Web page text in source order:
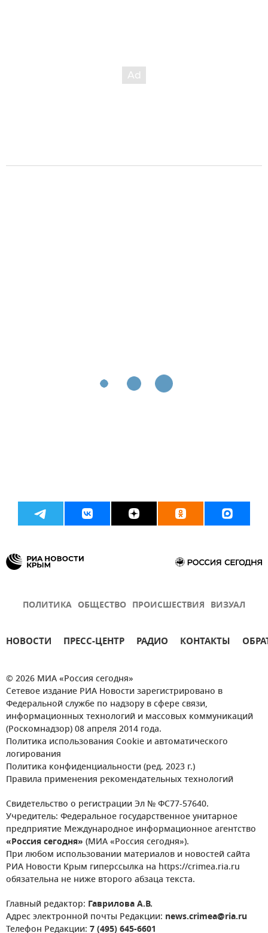
ПОЛИТИКА ОБЩЕСТВО ПРОИСШЕСТВИЯ ВИЗУАЛ
НОВОСТИ ПРЕСС-ЦЕНТР РАДИО КОНТАКТЫ
© 2026 МИА «Россия сегодня»
Сетевое издание РИА Новости зарегистрировано в
Федеральной службе по надзору в сфере связи,
информационных технологий и массовых коммуникаций
(Роскомнадзор) 08 апреля 2014 года.
Политика использования Cookie и автоматического
логирования
Политика конфиденциальности (ред. 2023 г.)
Правила применения рекомендательных технологий
Свидетельство о регистрации Эл № ФС77-57640.
Учредитель: Федеральное государственное унитарное
предприятие Международное информационное агентство
«Россия сегодня» (МИА «Россия сегодня»).
При любом использовании материалов и новостей сайта
РИА Новости Крым гиперссылка на https://crimea.ria.ru
обязательна не ниже второго абзаца текста.
Главный редактор: Гаврилова А.В.
Адрес электронной почты Редакции: news.crimea@ria.ru
Телефон Редакции: 7 (495) 645-6601